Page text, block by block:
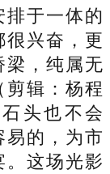
于一体的
兴奋，更
梁，纯属无
辑：杨程
头也不会
的，为市
这场光影